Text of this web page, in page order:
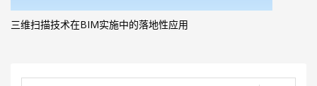
三维扫描技术在BIM实施中的落地性应用